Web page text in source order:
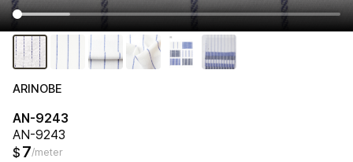
ARINOBE
AN-9243
AN-9243
$ 7/meter